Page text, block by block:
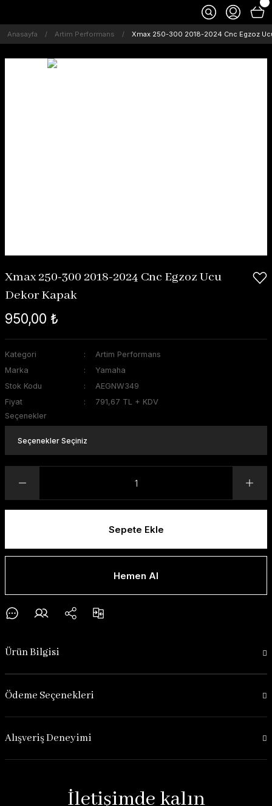
Anasayfa Artim Performans Xmax 250-300 2018-2024 Cnc Egzoz
Xmax 250-300 2018-2024 Cnc Egzoz Ucu
Dekor Kapak
950,00 ₺
Kategori
Artim Performans
Marka
Yamaha
Stok Kodu
AEGNW349
Fiyat
791,67 TL + KDV
Seçenekler
Sepete Ekle
Hemen Al
Ürün Bilgisi
Ödeme Seçenekleri
Alışveriş Deneyimi
İletişimde kalın